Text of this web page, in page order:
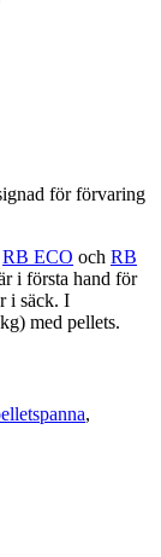
för förvaring
RB ECO och RB
i första hand för
i säck. I
med pellets.
,